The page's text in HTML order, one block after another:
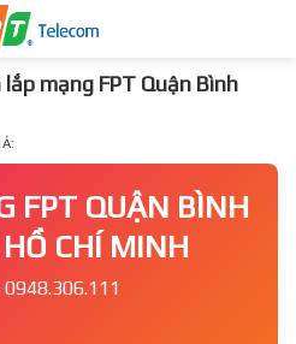
lắp mạng FPT Quận Bình
FPT QUẬN BÌNH
CHÍ MINH
0948.306.111